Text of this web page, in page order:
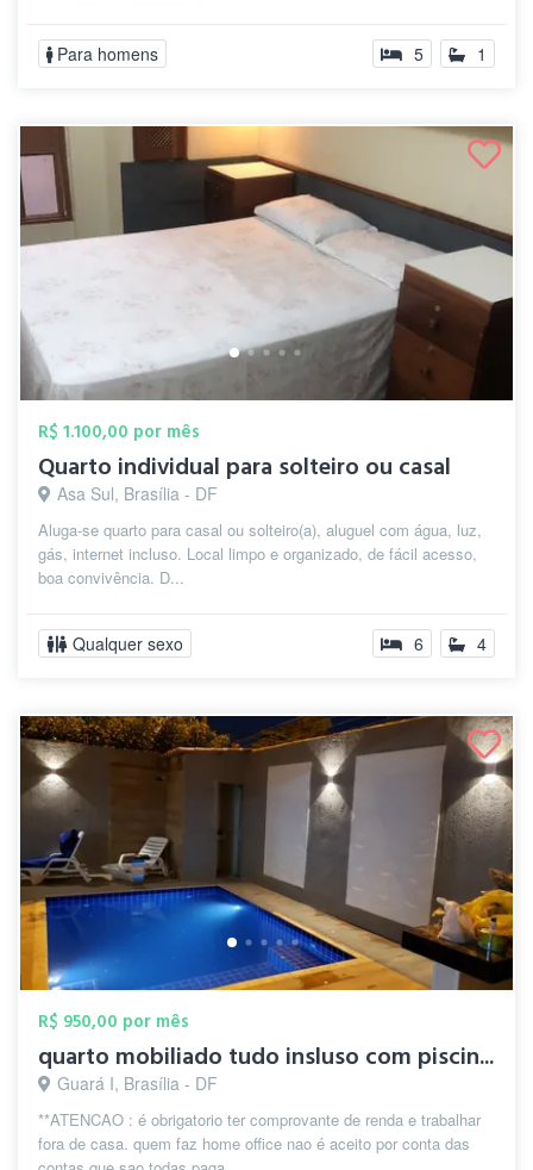
Para homens 5 1
R$ 1.100,00 por mês
Quarto individual para solteiro ou casal
Asa Sul, Brasília - DF
Aluga-se quarto para casal ou solteiro(a), aluguel com água, luz,
gás, internet incluso. Local limpo e organizado, de fácil acesso,
boa convivência. D...
Qualquer sexo 6 4
R$ 950,00 por mês
quarto mobiliado tudo insluso com piscin...
Guará I, Brasília - DF
**ATENCAO : é obrigatorio ter comprovante de renda e trabalhar
fora de casa. quem faz home office nao é aceito por conta das